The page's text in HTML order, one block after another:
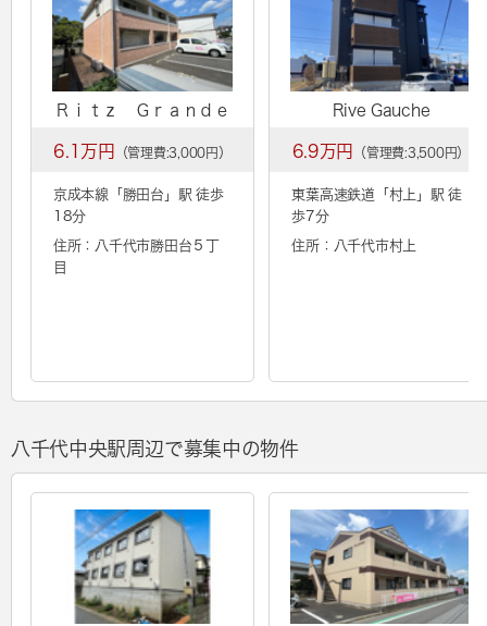
Ｒｉｔｚ Ｇｒａｎｄｅ
6.1万円 （管理費:3,000円）
京成本線「 勝田台 」駅 徒歩
18分
住所：八千代市勝田台５丁
目
Rive Gauche
6.9万円 （管理費:3,500円）
東葉高速鉄道「 村上 」駅 徒
歩7分
住所：八千代市村上
八千代中央駅周辺で募集中の物件